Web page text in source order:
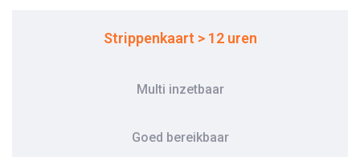
Strippenkaart > 12 uren
Multi inzetbaar
Goed bereikbaar